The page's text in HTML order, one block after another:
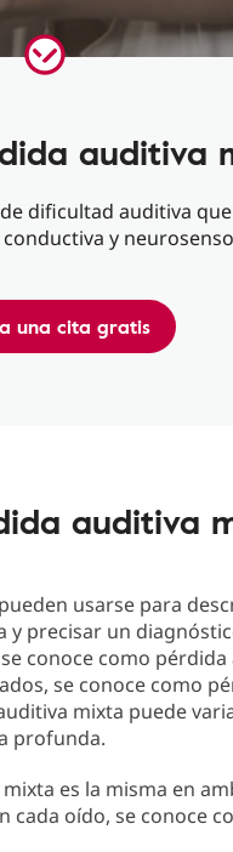
auditiva
dificultad auditiva
y
una cita gratis
auditiva
usarse para
precisar un
conoce como
se conoce como
mixta puede
profunda.
es la misma en
cada oído, se conoce